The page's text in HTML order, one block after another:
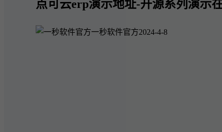
点可云erp演示地址-开源系列演示
一秒软件官方2024-4-8